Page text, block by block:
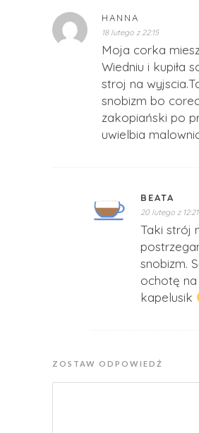
HANNA
18 lutego z 22:15
Moja corka
Wiedniu i kupiła
stroj na
snobizm bo
zakopiański po
uwielbia
BEATA
20 lutego z 12:21
Taki strój
snobizm.
ochotę
kapelusik
ZOSTAW ODPOWIEDŹ